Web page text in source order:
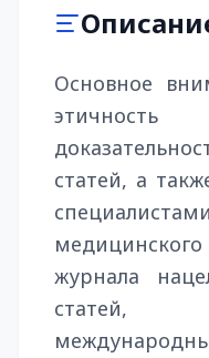
Основное
статей, а
журнала
статей,